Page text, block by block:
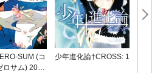
SUM (コ
ロサム) 2017
少年進化論†CROSS: 1